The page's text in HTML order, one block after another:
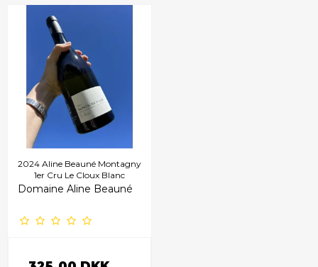
2024 Aline Beauné Montagny
1er Cru Le Cloux Blanc
Domaine Aline Beauné